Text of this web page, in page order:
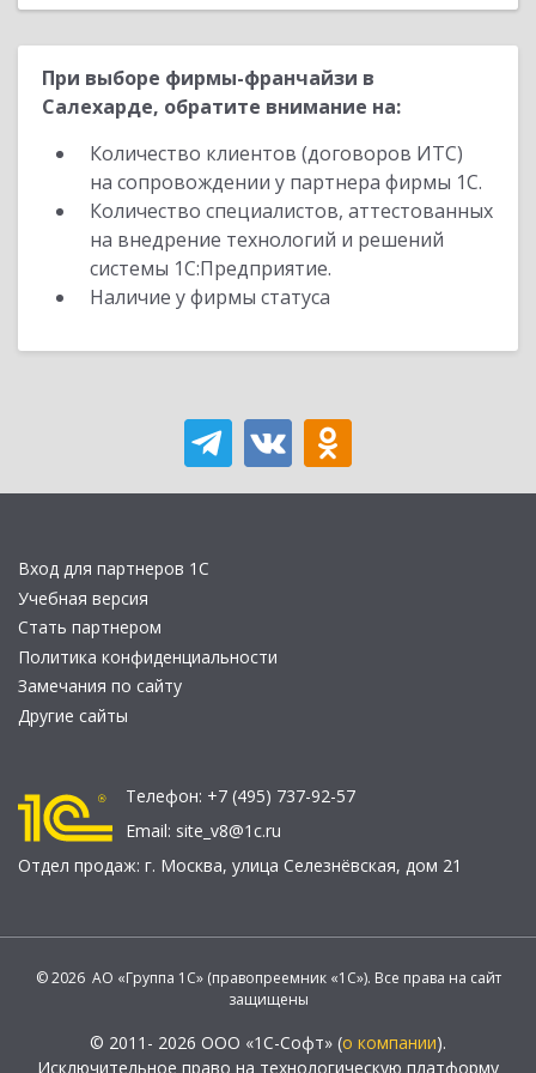
При выборе фирмы-франчайзи в
Салехарде, обратите внимание на:
Количество клиентов (договоров ИТС)
на сопровождении у партнера фирмы 1С.
Количество специалистов, аттестованных
на внедрение технологий и решений
системы 1С:Предприятие.
Наличие у фирмы статуса
Вход для партнеров 1С
Учебная версия
Стать партнером
Политика конфиденциальности
Замечания по сайту
Другие сайты
Телефон: +7 (495) 737-92-57
Email: site_v8@1c.ru
Отдел продаж: г. Москва, улица Селезнёвская, дом 21
© 2026 АО «Группа 1С» (правопреемник «1С»). Все права на сайт
защищены
© 2011- 2026 ООО «1С-Софт» (о компании).
Исключительное право на технологическую платформу